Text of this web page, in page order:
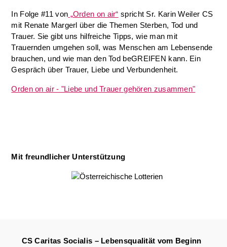
In Folge #11 von „Orden on air“ spricht Sr. Karin Weiler CS
mit Renate Margerl über die Themen Sterben, Tod und
Trauer. Sie gibt uns hilfreiche Tipps, wie man mit
Trauernden umgehen soll, was Menschen am Lebensende
brauchen, und wie man den Tod beGREIFEN kann. Ein
Gespräch über Trauer, Liebe und Verbundenheit.
Orden on air - "Liebe und Trauer gehören zusammen"
Mit freundlicher Unterstützung
CS Caritas Socialis – Lebensqualität vom Beginn